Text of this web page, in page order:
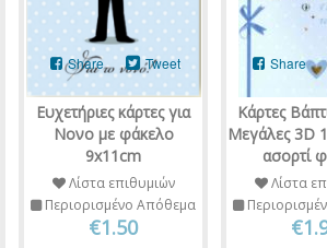
Ευχετήριες κάρτες για
Νονο με φάκελο
9x11cm
Share Tweet
Λίστα επιθυμιών
Περιορισμένο Απόθεμα
€1.50
Κάρτες
Μεγάλες 3D
ασορτί
Share
Λίστα